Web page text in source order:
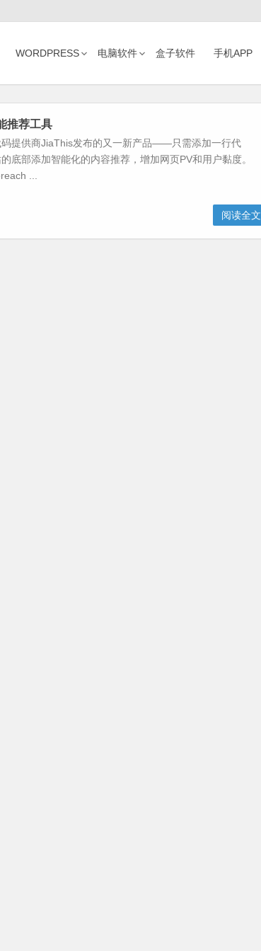
WORDPRESS 电脑软件 盒子软件 手机APP
推荐工具
提供商JiaThis发布的又一新产品——只需添加一行代
底部添加智能化的内容推荐，增加网页PV和用户黏度。
...
阅读全文